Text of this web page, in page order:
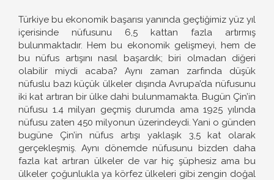
Türkiye bu ekonomik başarısı yanında geçtiğimiz yüz yıl
içerisinde nüfusunu 6,5 kattan fazla artırmış
bulunmaktadır. Hem bu ekonomik gelişmeyi, hem de
bu nüfus artışını nasıl başardık; biri olmadan diğeri
olabilir miydi acaba? Aynı zaman zarfında düşük
nüfuslu bazı küçük ülkeler dışında Avrupa’da nüfusunu
iki kat artıran bir ülke dahi bulunmamakta. Bugün Çin’in
nüfusu 1.4 milyarı geçmiş durumda ama 1925 yılında
nüfusu zaten 450 milyonun üzerindeydi. Yani o günden
bugüne Çin’in nüfus artışı yaklaşık 3,5 kat olarak
gerçekleşmiş. Aynı dönemde nüfusunu bizden daha
fazla kat artıran ülkeler de var hiç şüphesiz ama bu
ülkeler çoğunlukla ya körfez ülkeleri gibi zengin doğal